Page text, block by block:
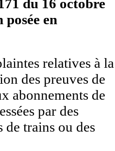
du 16 octobre
en
relatives à la
des preuves de
abonnements de
par des
de trains ou des